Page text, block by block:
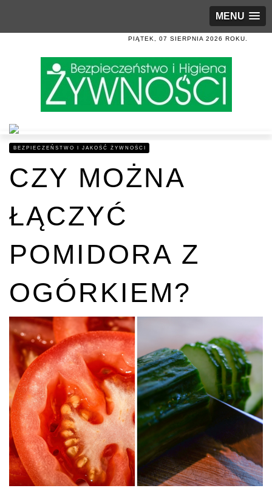
MENU
PIĄTEK, 07 SIERPNIA 2026 ROKU.
BEZPIECZEŃSTWO I JAKOŚĆ ŻYWNOŚCI
CZY MOŻNA
ŁĄCZYĆ
POMIDORA Z
OGÓRKIEM?